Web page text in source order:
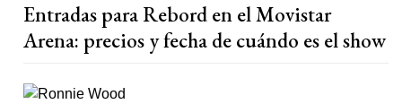
Entradas para Rebord en el Movistar
Arena: precios y fecha de cuándo es el show